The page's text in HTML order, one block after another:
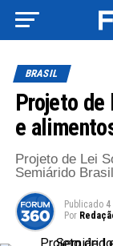
BRASIL
Projeto de
e
Projeto de Lei
Semiárido
Publicado 4
Por